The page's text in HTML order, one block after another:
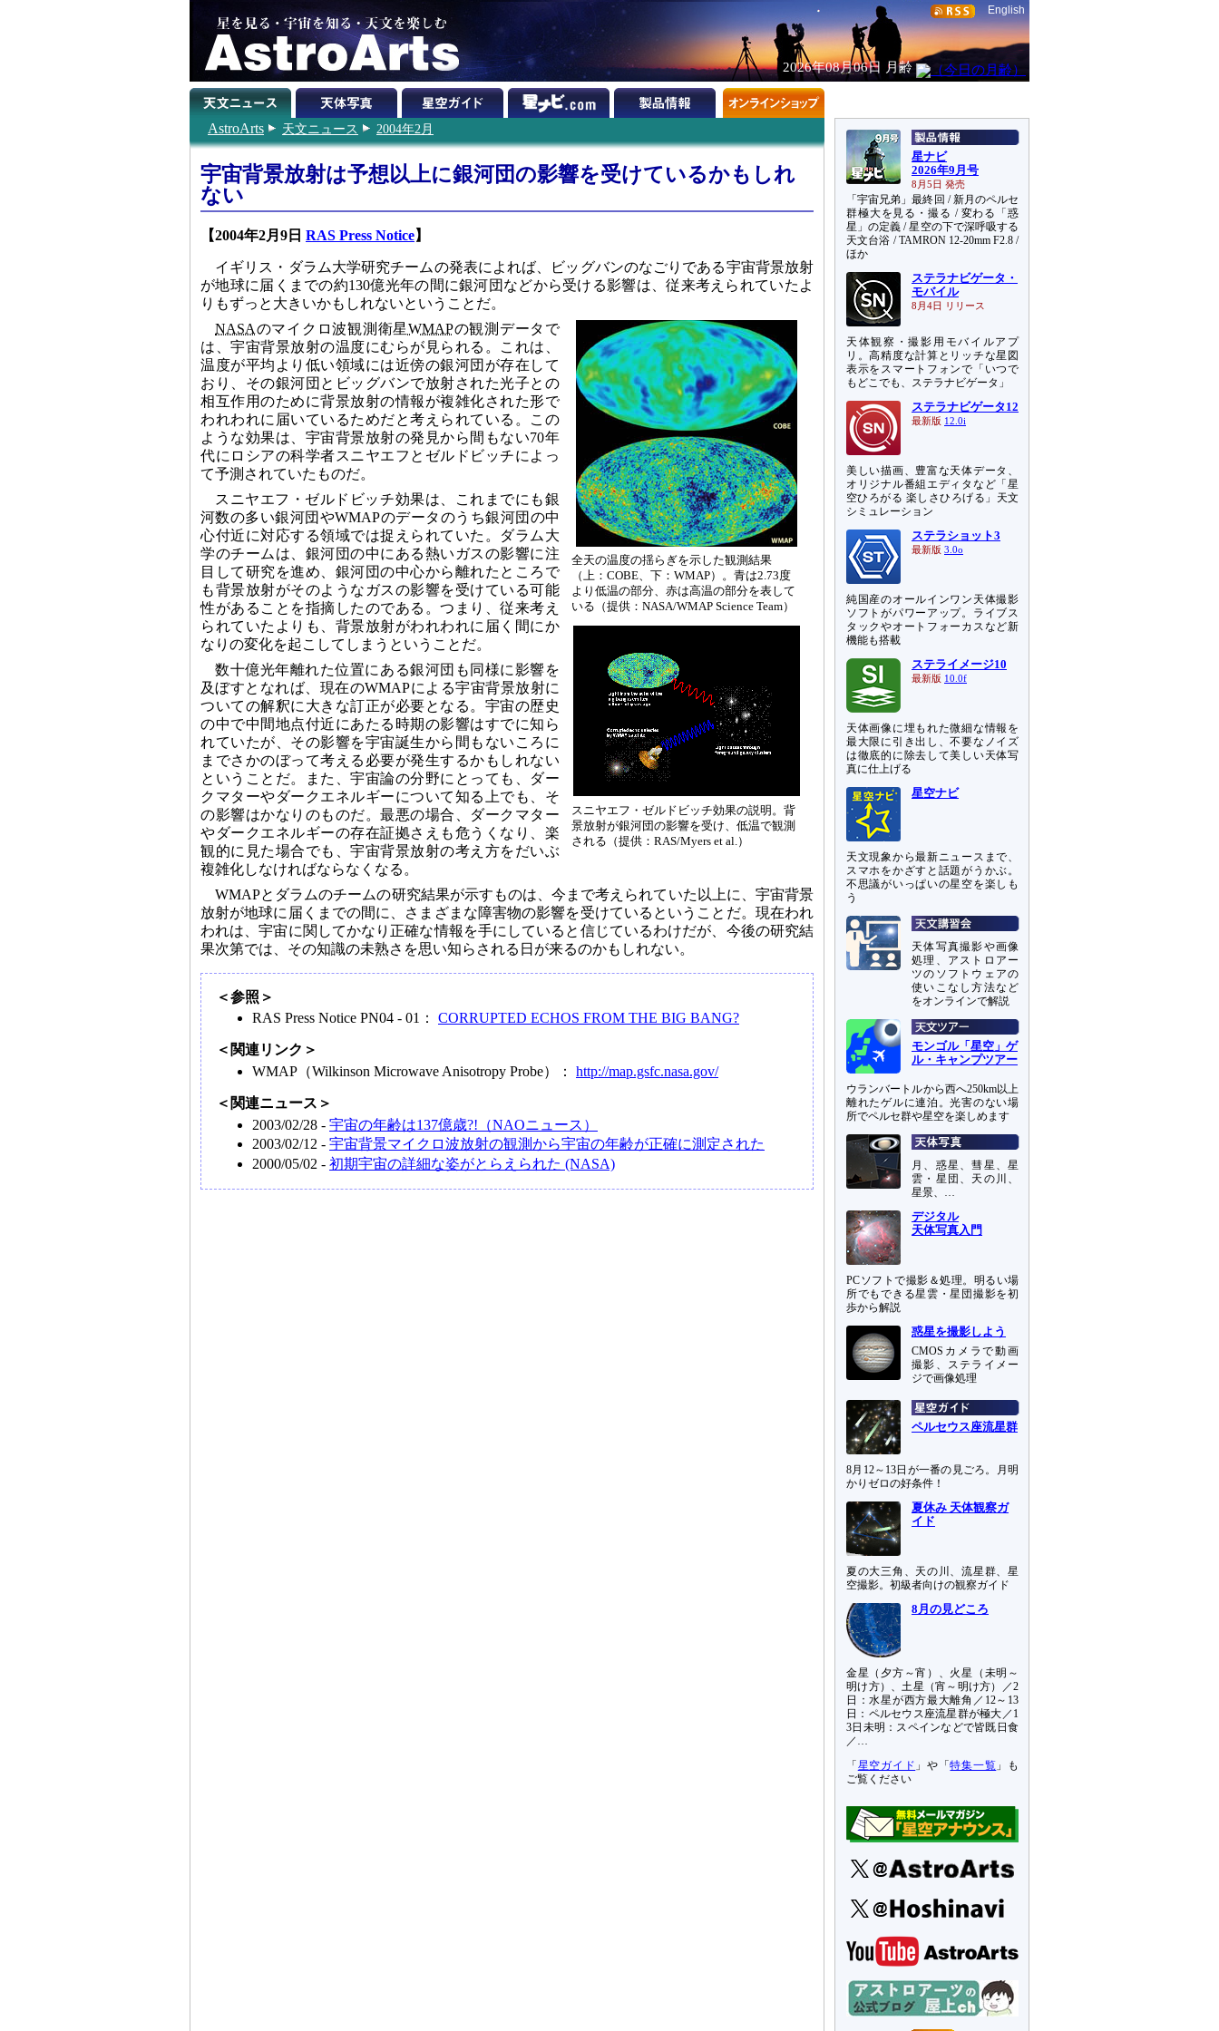
English
2026年08月06日 月齢
AstroArts 天文ニュース 2004年2月
宇宙背景放射は予想以上に銀河団の影響を受けているかもしれ
ない
【2004年2月9日 RAS Press Notice】
イギリス・ダラム大学研究チームの発表によれば、ビッグバンのなごりである宇宙背景放射
が地球に届くまでの約130億光年の間に銀河団などから受ける影響は、従来考えられていたよ
りもずっと大きいかもしれないということだ。
全天の温度の揺らぎを示した観測結果
（上：COBE、下：WMAP）。青は2.73度
より低温の部分、赤は高温の部分を表して
いる（提供：NASA/WMAP Science Team）
スニヤエフ・ゼルドビッチ効果の説明。背
景放射が銀河団の影響を受け、低温で観測
される（提供：RAS/Myers et al.）
NASAのマイクロ波観測衛星WMAPの観測データで
は、宇宙背景放射の温度にむらが見られる。これは、
温度が平均より低い領域には近傍の銀河団が存在して
おり、その銀河団とビッグバンで放射された光子との
相互作用のために背景放射の情報が複雑化された形で
われわれに届いているためだと考えられている。この
ような効果は、宇宙背景放射の発見から間もない70年
代にロシアの科学者スニヤエフとゼルドビッチによっ
て予測されていたものだ。
スニヤエフ・ゼルドビッチ効果は、これまでにも銀
河数の多い銀河団やWMAPのデータのうち銀河団の中
心付近に対応する領域では捉えられていた。ダラム大
学のチームは、銀河団の中にある熱いガスの影響に注
目して研究を進め、銀河団の中心から離れたところで
も背景放射がそのようなガスの影響を受けている可能
性があることを指摘したのである。つまり、従来考え
られていたよりも、背景放射がわれわれに届く間にか
なりの変化を起こしてしまうということだ。
数十億光年離れた位置にある銀河団も同様に影響を
及ぼすとなれば、現在のWMAPによる宇宙背景放射に
ついての解釈に大きな訂正が必要となる。宇宙の歴史
の中で中間地点付近にあたる時期の影響はすでに知ら
れていたが、その影響を宇宙誕生から間もないころに
までさかのぼって考える必要が発生するかもしれない
ということだ。また、宇宙論の分野にとっても、ダー
クマターやダークエネルギーについて知る上でも、そ
の影響はかなりのものだ。最悪の場合、ダークマター
やダークエネルギーの存在証拠さえも危うくなり、楽
観的に見た場合でも、宇宙背景放射の考え方をだいぶ
複雑化しなければならなくなる。
WMAPとダラムのチームの研究結果が示すものは、今まで考えられていた以上に、宇宙背景
放射が地球に届くまでの間に、さまざまな障害物の影響を受けているということだ。現在われ
われは、宇宙に関してかなり正確な情報を手にしていると信じているわけだが、今後の研究結
果次第では、その知識の未熟さを思い知らされる日が来るのかもしれない。
＜参照＞
RAS Press Notice PN04 - 01： CORRUPTED ECHOS FROM THE BIG BANG?
＜関連リンク＞
WMAP （Wilkinson Microwave Anisotropy Probe）： http://map.gsfc.nasa.gov/
＜関連ニュース＞
2003/02/28 - 宇宙の年齢は137億歳?!（NAOニュース）
2003/02/12 - 宇宙背景マイクロ波放射の観測から宇宙の年齢が正確に測定された
2000/05/02 - 初期宇宙の詳細な姿がとらえられた (NASA)
星ナビ
2026年9月号
8月5日 発売
「宇宙兄弟」最終回 / 新月のペルセ
群極大を見る・撮る / 変わる「惑
星」の定義 / 星空の下で深呼吸する
天文台浴 / TAMRON 12-20mm F2.8 /
ほか
ステラナビゲータ・
モバイル
8月4日 リリース
天体観察・撮影用モバイルアプ
リ。高精度な計算とリッチな星図
表示をスマートフォンで「いつで
もどこでも、ステラナビゲータ」
ステラナビゲータ12
最新版 12.0i
美しい描画、豊富な天体データ、
オリジナル番組エディタなど「星
空ひろがる 楽しさひろげる」天文
シミュレーション
ステラショット3
最新版 3.0o
純国産のオールインワン天体撮影
ソフトがパワーアップ。ライブス
タックやオートフォーカスなど新
機能も搭載
ステライメージ10
最新版 10.0f
天体画像に埋もれた微細な情報を
最大限に引き出し、不要なノイズ
は徹底的に除去して美しい天体写
真に仕上げる
星空ナビ
天文現象から最新ニュースまで、
スマホをかざすと話題がうかぶ。
不思議がいっぱいの星空を楽しも
う
天体写真撮影や画像
処理、アストロアー
ツのソフトウェアの
使いこなし方法など
をオンラインで解説
モンゴル「星空」ゲ
ル・キャンプツアー
ウランバートルから西へ250km以上
離れたゲルに連泊。光害のない場
所でペルセ群や星空を楽しめます
月、惑星、彗星、星
雲・星団、天の川、
星景、…
デジタル
天体写真入門
PCソフトで撮影＆処理。明るい場
所でもできる星雲・星団撮影を初
歩から解説
惑星を撮影しよう
CMOSカメラで動画
撮影、ステライメー
ジで画像処理
ペルセウス座流星群
8月12～13日が一番の見ごろ。月明
かりゼロの好条件！
夏休み 天体観察ガ
イド
夏の大三角、天の川、流星群、星
空撮影。初級者向けの観察ガイド
8月の見どころ
金星（夕方～宵）、火星（未明～
明け方）、土星（宵～明け方）／2
日：水星が西方最大離角／12～13
日：ペルセウス座流星群が極大／1
3日未明：スペインなどで皆既日食
／…
「 星空ガイド 」や「特集一覧 」も
ご覧ください